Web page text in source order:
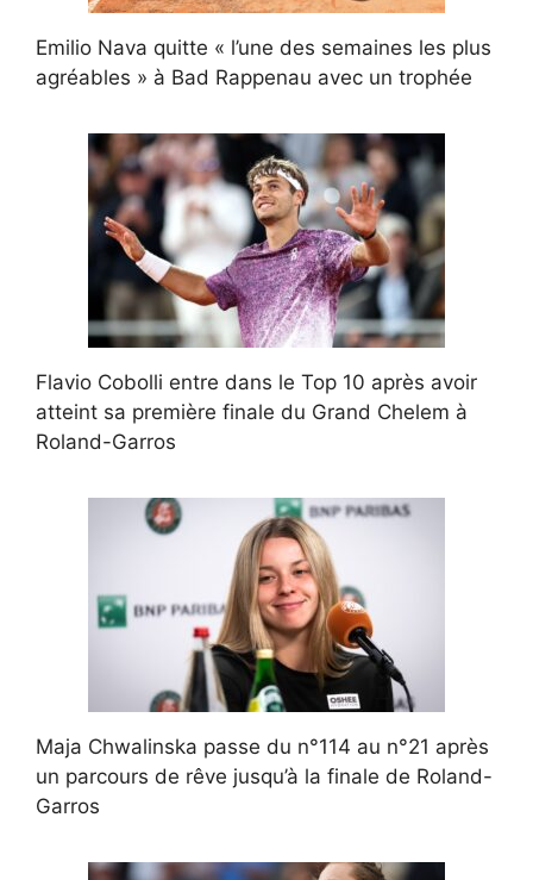
Emilio Nava quitte « l’une des semaines les plus
agréables » à Bad Rappenau avec un trophée
Flavio Cobolli entre dans le Top 10 après avoir
atteint sa première finale du Grand Chelem à
Roland-Garros
Maja Chwalinska passe du n°114 au n°21 après
un parcours de rêve jusqu’à la finale de Roland-
Garros